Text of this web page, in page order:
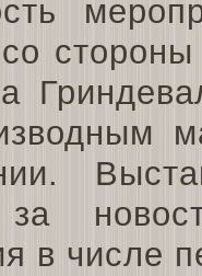
за
в числе